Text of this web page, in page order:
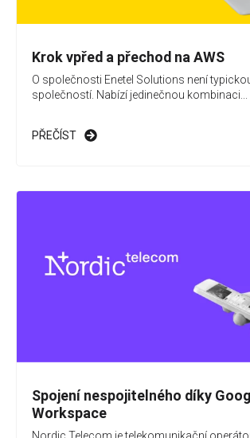
Krok vpřed a přechod na AWS
O společnosti Enetel Solutions není
společností. Nabízí jedinečnou kombinaci...
PŘEČÍST
Spojení nespojitelného díky
Workspace